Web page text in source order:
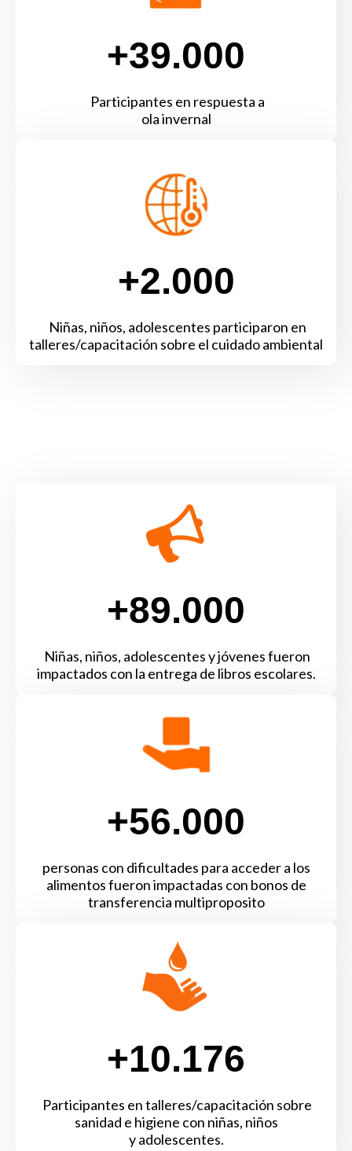
+39.000
Participantes en respuesta a
ola invernal
+2.000
Niñas, niños, adolescentes participaron en
talleres/capacitación sobre el cuidado ambiental
+89.000
Niñas, niños, adolescentes y jóvenes fueron
impactados con la entrega de libros escolares.
+56.000
personas con dificultades para acceder a los
alimentos fueron impactadas con bonos de
transferencia multiproposito
+10.176
Participantes en talleres/capacitación sobre
sanidad e higiene con niñas, niños
y adolescentes.